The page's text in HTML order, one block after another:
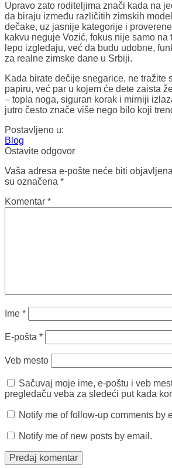
Upravo zato roditeljima znači kada na
da biraju između različitih zimskih
dečake, uz jasnije kategorije i
kakvu neguje Vozić, fokus nije samo na
lepo izgledaju, već da budu udobne,
za realne zimske dane u Srbiji.
Kada birate dečije snegarice, ne tražite
papiru, već par u kojem će dete zaista
– topla noga, siguran korak i mirniji
jutro često znače više nego bilo koji
Postavljeno u:
Blog
Ostavite odgovor
Vaša adresa e-pošte neće biti
su označena *
Komentar *
Ime *
E-pošta *
Veb mesto
Sačuvaj moje ime, e-poštu i veb
pregledaču veba za sledeći put kada
Notify me of follow-up comments by
Notify me of new posts by email.